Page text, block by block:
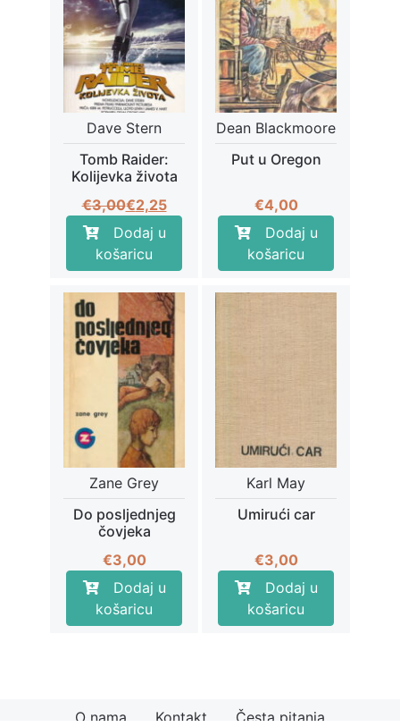
Dave Stern
Tomb Raider:
Kolijevka života
€3,00Izvorna
cijena
bila
je:
€3,00.
€2,25
Trenutna
cijena
je:
€2,25.
Dodaj u
košaricu
Dean Blackmoore
Put u Oregon
€4,00
Dodaj u
košaricu
Zane Grey
Do posljednjeg
čovjeka
€3,00
Dodaj u
košaricu
Karl May
Umirući car
€3,00
Dodaj u
košaricu
O nama Kontakt Česta pitanja